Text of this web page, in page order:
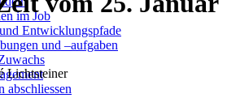
im Job
Entwicklungspfade
und –aufgaben
abschliessen
Lichtsteiner